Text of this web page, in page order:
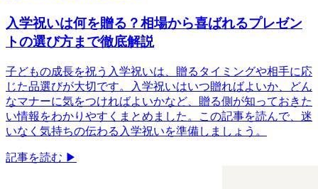
入学祝いは何を贈る？相場から喜ばれるプレゼン
トの選び方まで徹底解説
子どもの成長を祝う入学祝いは、贈るタイミングや相手に応
じた品選びが大切です。入学祝いはいつ贈ればよいか、どん
なマナーに気をつければよいかなど、贈る側が知っておきた
い情報をわかりやすくまとめました。この記事を読んで、迷
いなく気持ちの伝わる入学祝いを準備しましょう。
記事を読む ▶